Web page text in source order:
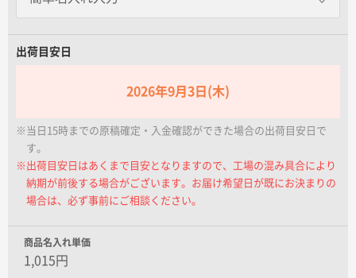
出荷目安日
2026年9月3日(木)
※当日15時までの原稿確定・入金確認ができた場合の出荷目安日で
す。
※出荷目安日はあくまで目安となりますので、工場の混み具合により
納期が前後する場合がございます。お届け希望日が既にお決まりの
場合は、必ず事前にご相談ください。
商品名入れ単価
1,015円